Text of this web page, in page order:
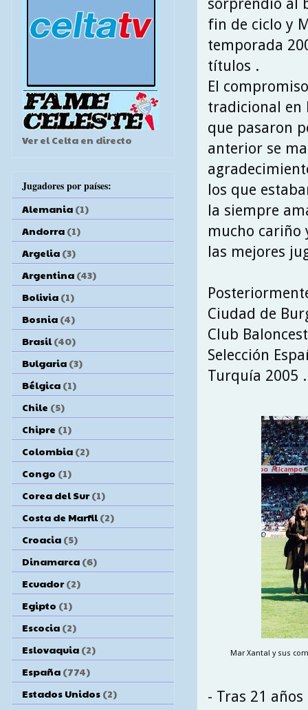
sorprendió al
fin de ciclo y
temporada
títulos .
El
tradicional en
que pasaron
anterior se
los que
la siempre
mucho cariño
las mejores
Ciudad de
Club
Selección
Turquía 2005 .
Mar Xantal y sus
- Tras 21
Ver el Celta en directo
Jugadores por países:
Alemania (1)
Andorra (1)
Argelia (3)
Argentina (43)
Bolivia (1)
Bosnia (4)
Brasil (40)
Bulgaria (3)
Bélgica (1)
Chile (5)
Chipre (1)
Colombia (2)
Congo (1)
Corea del Sur (1)
Costa de Marfil (2)
Croacia (5)
Dinamarca (6)
Ecuador (2)
Egipto (1)
Escocia (2)
Eslovaquia (2)
España (774)
Estados Unidos (2)